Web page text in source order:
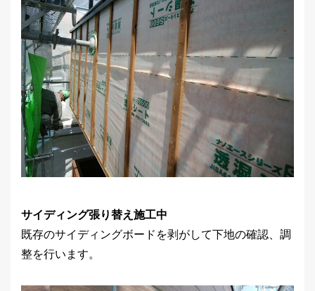
サイディング張り替え施工中
既存のサイディングボードを剥がして下地の確認、調
整を行います。